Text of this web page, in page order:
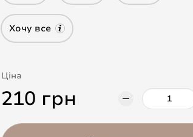
Хочу все
Ціна
210 грн